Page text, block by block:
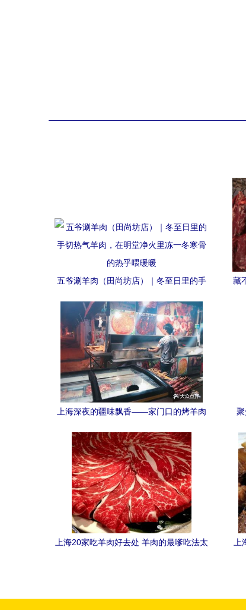
五爷涮羊肉（田尚坊店）｜冬至日里的手
热乎喂暖暖
藏
上海深夜的疆味飘香——家门口的烤羊肉
上海20家吃羊肉好去处 羊肉的最嗲吃法太